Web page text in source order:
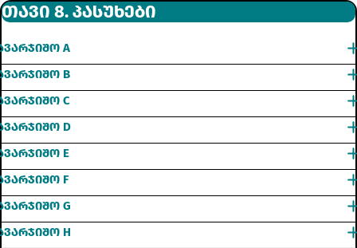
ᲗᲐᲕᲘ 8. ᲞᲐᲡᲣᲮᲔᲑᲘ
A
B
C
D
E
F
G
H